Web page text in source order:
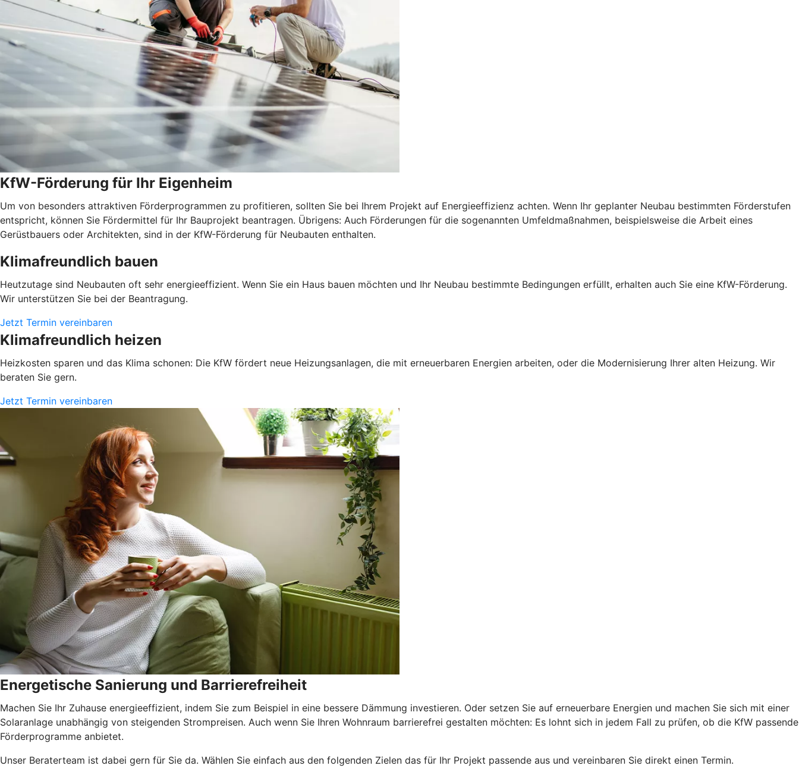
KfW-Förderung für Ihr Eigenheim
Um von besonders attraktiven Förderprogrammen zu profitieren, sollten Sie bei Ihrem Projekt auf Energieeffizienz achten. Wenn Ihr geplanter Neubau bestimmten Förderstufen
entspricht, können Sie Fördermittel für Ihr Bauprojekt beantragen. Übrigens: Auch Förderungen für die sogenannten Umfeldmaßnahmen, beispielsweise die Arbeit eines
Gerüstbauers oder Architekten, sind in der KfW-Förderung für Neubauten enthalten.
Klimafreundlich bauen
Heutzutage sind Neubauten oft sehr energieeffizient. Wenn Sie ein Haus bauen möchten und Ihr Neubau bestimmte Bedingungen erfüllt, erhalten auch Sie eine KfW-Förderung.
Wir unterstützen Sie bei der Beantragung.
Jetzt Termin vereinbaren
Klimafreundlich heizen
Heizkosten sparen und das Klima schonen: Die KfW fördert neue Heizungsanlagen, die mit erneuerbaren Energien arbeiten, oder die Modernisierung Ihrer alten Heizung. Wir
beraten Sie gern.
Jetzt Termin vereinbaren
Energetische Sanierung und Barrierefreiheit
Machen Sie Ihr Zuhause energieeffizient, indem Sie zum Beispiel in eine bessere Dämmung investieren. Oder setzen Sie auf erneuerbare Energien und machen Sie sich mit einer
Solaranlage unabhängig von steigenden Strompreisen. Auch wenn Sie Ihren Wohnraum barrierefrei gestalten möchten: Es lohnt sich in jedem Fall zu prüfen, ob die KfW passende
Förderprogramme anbietet.
Unser Beraterteam ist dabei gern für Sie da. Wählen Sie einfach aus den folgenden Zielen das für Ihr Projekt passende aus und vereinbaren Sie direkt einen Termin.